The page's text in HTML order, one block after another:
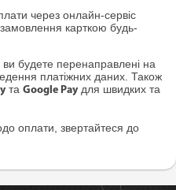
через онлайн-сервіс
карткою будь-
будете перенаправлені на
платіжних даних. Також
та Google Pay для швидких та
оплати, звертайтеся до